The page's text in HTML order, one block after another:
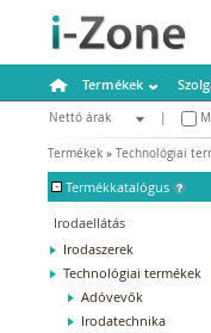
Termékek
Nettó árak
Termékek » Technológiai
- Termékkatalógus
Irodaellátás
Irodaszerek
Technológiai termékek
Adóvevők
Irodatechnika